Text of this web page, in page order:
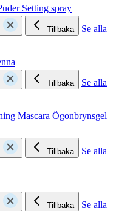
Setting spray
Tillbaka
Se alla
Tillbaka
Se alla
Mascara Ögonbrynsgel
Tillbaka
Se alla
Tillbaka
Se alla